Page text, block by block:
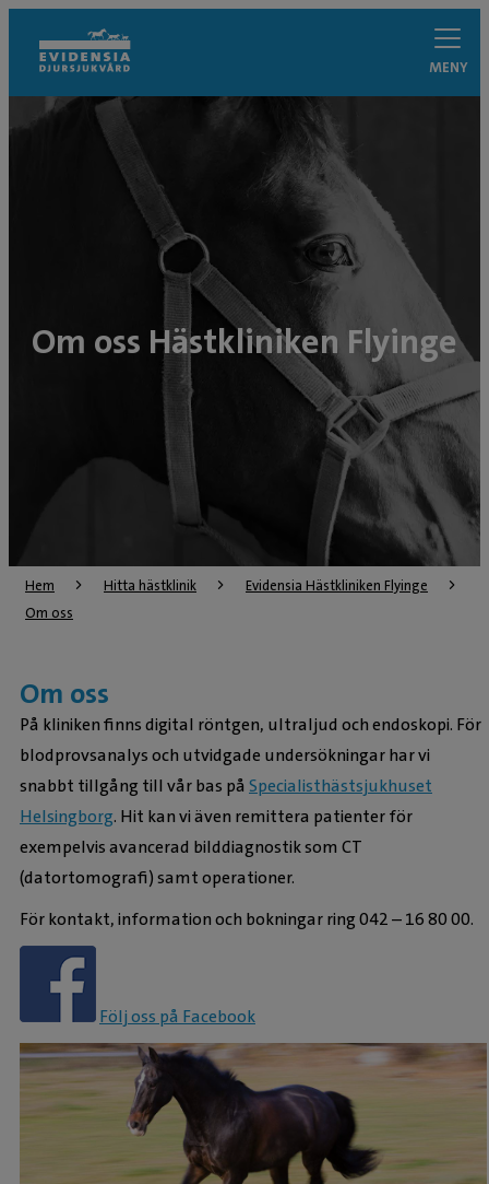
MENY
Om oss Hästkliniken Flyinge
Hem Hitta hästklinik
Evidensia Hästkliniken Flyinge
Om oss
Om oss
På kliniken finns digital röntgen, ultraljud och endoskopi. För
blodprovsanalys och utvidgade undersökningar har vi
snabbt tillgång till vår bas på Specialisthästsjukhuset
Helsingborg. Hit kan vi även remittera patienter för
exempelvis avancerad bilddiagnostik som CT
(datortomografi) samt operationer.
För kontakt, information och bokningar ring 042 – 16 80 00.
Följ oss på Facebook